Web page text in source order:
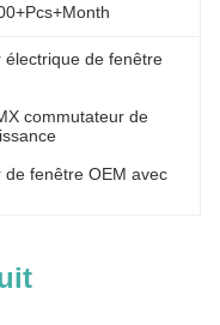
électrique de fenêtre
commutateur de
de fenêtre OEM avec